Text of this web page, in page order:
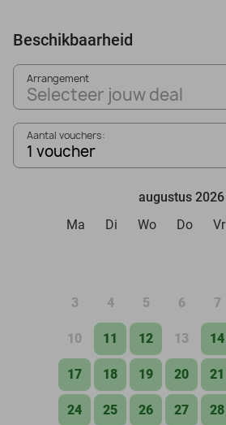
Beschikbaarheid
Arrangement
Selecteer jouw deal
Aantal vouchers:
1 voucher
augustus 2026
Ma
Di Wo Do Vr
3 4 5 6 7
10 11 12 13 14
17 18 19 20 21
24 25 26 27 28